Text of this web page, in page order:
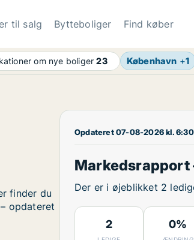
til salg Bytteboliger Find køber
om nye boliger23 København +1
finder du
opdateret
Opdateret 07-08-2026 kl. 6:30
Markedsrapport
Der er i øjeblikket 2
2 0%